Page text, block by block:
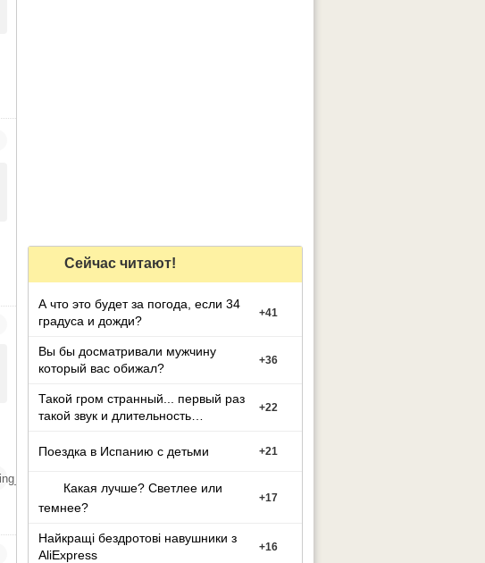
Сейчас читают!
А что это будет за погода, если 34
градуса и дожди?
+41
Вы бы досматривали мужчину
который вас обижал?
+36
Такой гром странный... первый раз
такой звук и длительность
+22
Поездка в Испанию с детьми +21
Какая лучше? Светлее или
темнее?
+17
Найкращі бездротові навушники з
AliExpress
+16